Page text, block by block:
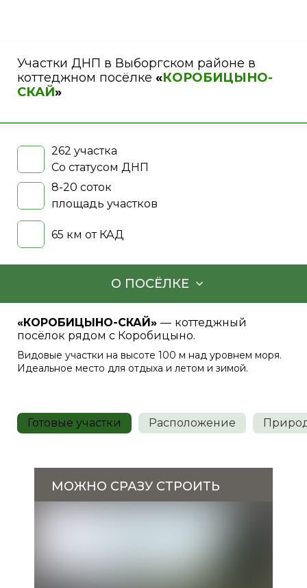
Участки ДНП в Выборгском районе в
коттеджном посёлке «КОРОБИЦЫНО-
СКАЙ»
262 участка
Со статусом ДНП
8-20 соток
площадь участков
65 км от КАД
О ПОСЁЛКЕ
«КОРОБИЦЫНО-СКАЙ» — коттеджный
посёлок рядом с Коробицыно.
Видовые участки на высоте 100 м над уровнем моря.
Идеальное место для отдыха и летом и зимой.
Готовые участки Расположение
МОЖНО СРАЗУ СТРОИТЬ